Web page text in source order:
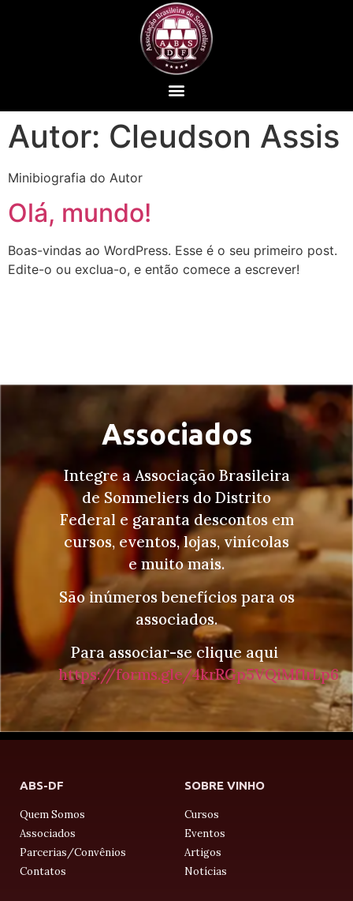
Autor: Cleudson Assis
Minibiografia do Autor
Olá, mundo!
Boas-vindas ao WordPress. Esse é o seu primeiro post.
Edite-o ou exclua-o, e então comece a escrever!
Associados
Integre a Associação Brasileira
de Sommeliers do Distrito
Federal e garanta descontos em
cursos, eventos, lojas, vinícolas
e muito mais.
São inúmeros benefícios para os
associados.
Para associar-se clique aqui
https://forms.gle/4krRGp5VQiMf1rLp6
ABS-DF
Quem Somos
Associados
Parcerias/Convênios
Contatos
SOBRE VINHO
Cursos
Eventos
Artigos
Notícias